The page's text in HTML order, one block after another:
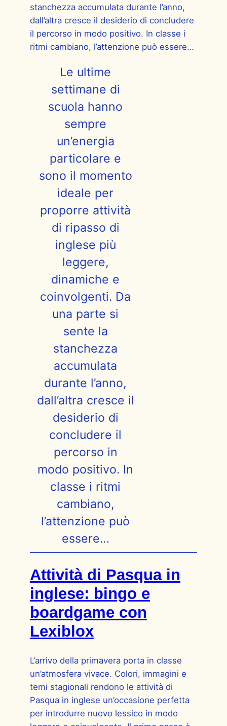
stanchezza accumulata durante l’anno,
dall’altra cresce il desiderio di concludere
il percorso in modo positivo. In classe i
ritmi cambiano, l’attenzione può essere…
Le ultime
settimane di
scuola hanno
sempre
un’energia
particolare e
sono il momento
ideale per
proporre attività
di ripasso di
inglese più
leggere,
dinamiche e
coinvolgenti. Da
una parte si
sente la
stanchezza
accumulata
durante l’anno,
dall’altra cresce il
desiderio di
concludere il
percorso in
modo positivo. In
classe i ritmi
cambiano,
l’attenzione può
essere…
Attività di Pasqua in
inglese: bingo e
boardgame con
Lexiblox
L’arrivo della primavera porta in classe
un’atmosfera vivace. Colori, immagini e
temi stagionali rendono le attività di
Pasqua in inglese un’occasione perfetta
per introdurre nuovo lessico in modo